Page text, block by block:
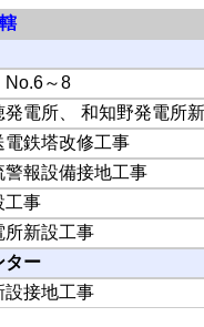
～8
発電所、 和知野発電
電鉄塔改修工事
警報設備接地工事
工事
所新設工事
ター
設接地工事